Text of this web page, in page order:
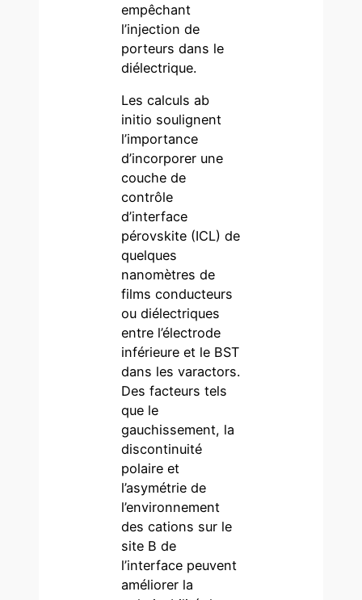
empêchant
l’injection de
porteurs dans le
diélectrique.
Les calculs ab
initio soulignent
l’importance
d’incorporer une
couche de
contrôle
d’interface
pérovskite (ICL) de
quelques
nanomètres de
films conducteurs
ou diélectriques
entre l’électrode
inférieure et le BST
dans les varactors.
Des facteurs tels
que le
gauchissement, la
discontinuité
polaire et
l’asymétrie de
l’environnement
des cations sur le
site B de
l’interface peuvent
améliorer la